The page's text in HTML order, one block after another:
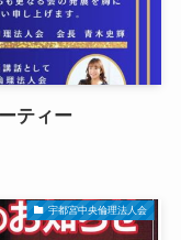
ティー
宇都宮中央倫理法人会